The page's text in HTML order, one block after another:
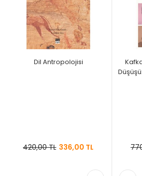
Dil Antropolojisi
420,00 TL 336,00 TL